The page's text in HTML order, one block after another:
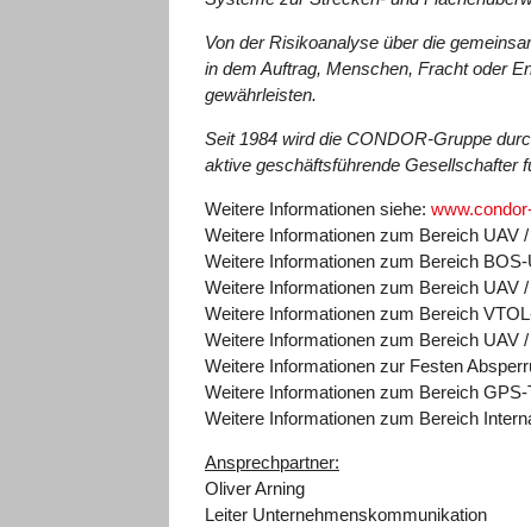
Von der Risikoanalyse über die
in dem Auftrag, Menschen, Fracht oder
gewährleisten.
Seit 1984 wird die CONDOR-Gruppe
aktive geschäftsführende Gesellschafter
Weitere Informationen siehe:
Weitere Informationen zum Bereich UAV
Weitere Informationen zum Bereich
Weitere Informationen zum Bereich UAV
Weitere Informationen zum Bereich
Weitere Informationen zum Bereich UAV
Weitere Informationen zur Festen
Weitere Informationen zum Bereich GPS-
Weitere Informationen zum Bereich
Ansprechpartner:
Oliver Arning
Leiter Unternehmenskommunikation